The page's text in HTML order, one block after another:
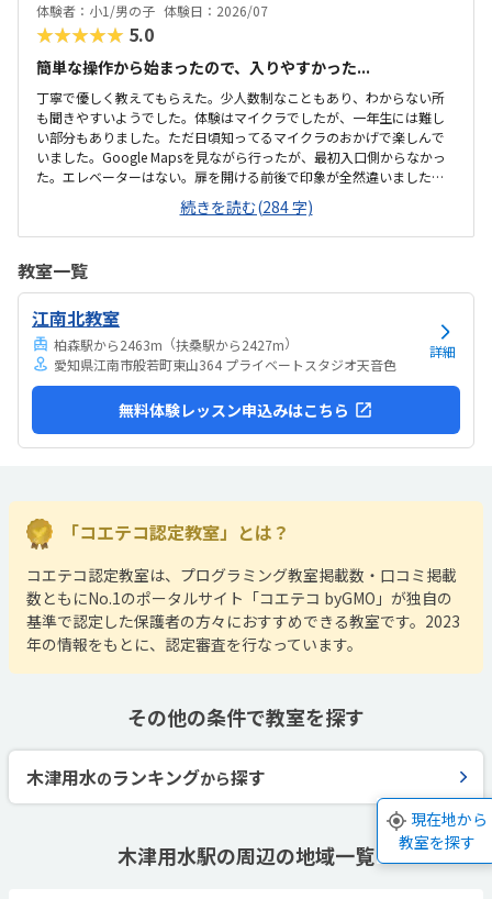
体験者：小1/男の子 体験日：2026/07
★★★★★ 5.0
簡単な操作から始まったので、入りやすかった...
丁寧で優しく教えてもらえた。少人数制なこともあり、わからない所
も聞きやすいようでした。体験はマイクラでしたが、一年生には難し
い部分もありました。ただ日頃知ってるマイクラのおかげで楽しんで
いました。Google Mapsを見ながら行ったが、最初入口側からなかっ
た。エレベーターはない。扉を開ける前後で印象が全然違いました。
とても綺麗で、広々としていました。教室内は土足でしたが、全体的
に綺麗でした。プログラミングあるあるですが、やっぱり月2回にして
は高い。他の習い事もしているので悩みどころです。マイクラで遊ん
続きを読む(284 字)
教室一覧
江南北教室
柏森駅から2463m （扶桑駅から2427m）
愛知県江南市般若町東山364 プライベートスタジオ天音色
詳細
無料体験レッスン申込みはこちら
「コエテコ認定教室」とは？
コエテコ認定教室は、プログラミング教室掲載数・口コミ掲載
数ともにNo.1のポータルサイト「コエテコ byGMO」が独自の
基準で認定した保護者の方々におすすめできる教室です。2023
年の情報をもとに、認定審査を行なっています。
その他の条件で教室を探す
木津用水のランキングから探す
木津用水駅の周辺の地域一覧
現在地から
教室を探す